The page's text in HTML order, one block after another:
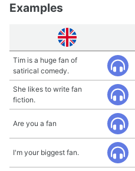
Examples
Tim is a huge fan of
satirical comedy.
She likes to write fan
fiction.
Are you a fan
I'm your biggest fan.